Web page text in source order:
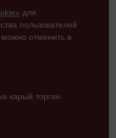
для
пользователей
отменить в
карый торган